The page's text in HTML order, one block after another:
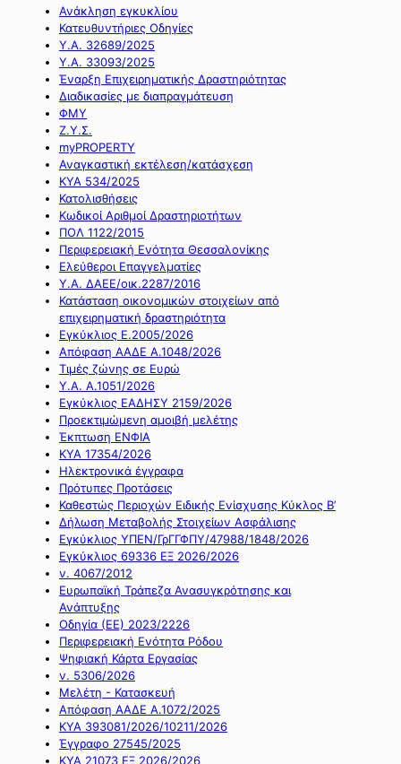
Ανάκληση εγκυκλίου
Κατευθυντήριες Οδηγίες
Υ.Α. 32689/2025
Υ.Α. 33093/2025
Έναρξη Επιχειρηματικής Δραστηριότητας
Διαδικασίες με διαπραγμάτευση
ΦΜΥ
Ζ.Υ.Σ.
myPROPERTY
Αναγκαστική εκτέλεση/κατάσχεση
ΚΥΑ 534/2025
Κατολισθήσεις
Κωδικοί Αριθμοί Δραστηριοτήτων
ΠΟΛ 1122/2015
Περιφερειακή Ενότητα Θεσσαλονίκης
Ελεύθεροι Επαγγελματίες
Υ.Α. ΔΑΕΕ/οικ.2287/2016
Κατάσταση οικονομικών στοιχείων από
επιχειρηματική δραστηριότητα
Εγκύκλιος Ε.2005/2026
Απόφαση ΑΑΔΕ Α.1048/2026
Τιμές ζώνης σε Ευρώ
Υ.Α. Α.1051/2026
Εγκύκλιος ΕΑΔΗΣΥ 2159/2026
Προεκτιμώμενη αμοιβή μελέτης
Έκπτωση ΕΝΦΙΑ
ΚΥΑ 17354/2026
Ηλεκτρονικά έγγραφα
Πρότυπες Προτάσεις
Καθεστώς Περιοχών Ειδικής Ενίσχυσης Κύκλος Β’
Δήλωση Μεταβολής Στοιχείων Ασφάλισης
Εγκύκλιος ΥΠΕΝ/ΓρΓΓΦΠΥ/47988/1848/2026
Εγκύκλιος 69336 ΕΞ 2026/2026
ν. 4067/2012
Ευρωπαϊκή Τράπεζα Ανασυγκρότησης και
Ανάπτυξης
Οδηγία (ΕΕ) 2023/2226
Περιφερειακή Ενότητα Ρόδου
Ψηφιακή Κάρτα Εργασίας
ν. 5306/2026
Μελέτη - Κατασκευή
Απόφαση ΑΑΔΕ Α.1072/2025
ΚΥΑ 393081/2026/10211/2026
Έγγραφο 27545/2025
ΚΥΑ 21073 ΕΞ 2026/2026